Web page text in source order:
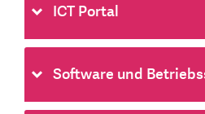
ICT Portal
Software und